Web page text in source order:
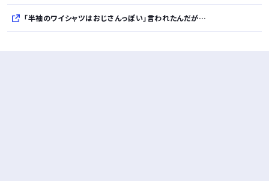
「半袖のワイシャツはおじさんっぽい」言われたんだが…